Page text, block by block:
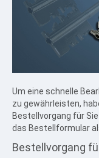
Tresor
BERATUNG
Um eine schnelle
zu gewährleisten,
Bestellvorgang für
das Bestellformular
Bestellvorgang